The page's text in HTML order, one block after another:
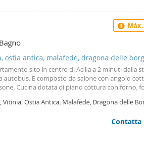
informazione o per prenotare una visita.
ostia antica, malafede, dragona delle
sito in centro di Acilia a 2 minuti dalla
autobus. E composto da salone con angolo
Cucina dotata di piano cottura con forno,
e in soggiorno Connessione Wifi gratuita
Vitinia, Ostia Antica, Malafede, Dragona delle
Contatta